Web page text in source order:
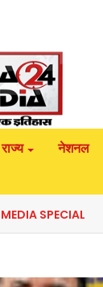
राज्य नेशनल
SPECIAL